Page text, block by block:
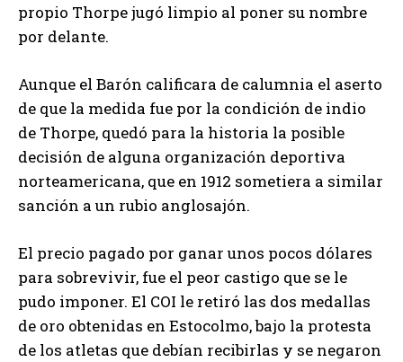
propio Thorpe jugó limpio al poner su nombre
por delante.
Aunque el Barón calificara de calumnia el aserto
de que la medida fue por la condición de indio
de Thorpe, quedó para la historia la posible
decisión de alguna organización deportiva
norteamericana, que en 1912 sometiera a similar
sanción a un rubio anglosajón.
El precio pagado por ganar unos pocos dólares
para sobrevivir, fue el peor castigo que se le
pudo imponer. El COI le retiró las dos medallas
de oro obtenidas en Estocolmo, bajo la protesta
de los atletas que debían recibirlas y se negaron